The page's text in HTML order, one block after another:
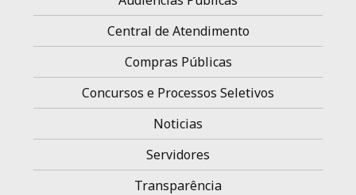
Central de Atendimento
Compras Públicas
Concursos e Processos Seletivos
Noticias
Servidores
Transparência